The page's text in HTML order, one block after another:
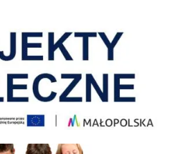
rekrutacji na rok szkolny 2026/2027